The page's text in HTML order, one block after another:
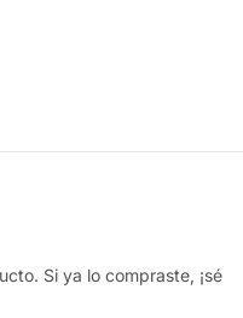
Si ya lo compraste, ¡sé